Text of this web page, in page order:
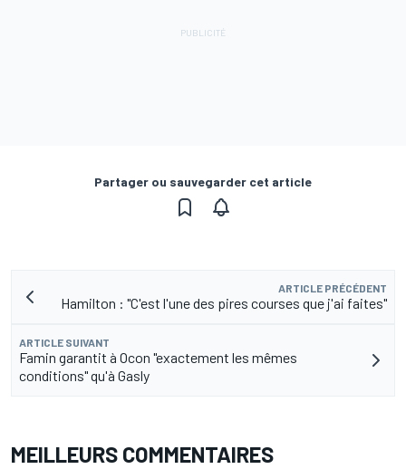
Partager ou sauvegarder cet article
ARTICLE PRÉCÉDENT
Hamilton : "C'est l'une des pires courses que j'ai faites"
ARTICLE SUIVANT
Famin garantit à Ocon "exactement les mêmes
conditions" qu'à Gasly
MEILLEURS COMMENTAIRES